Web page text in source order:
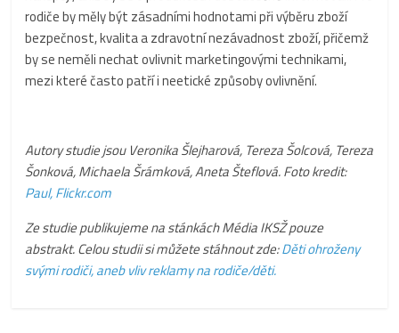
rodiče by měly být zásadními hodnotami při výběru zboží
bezpečnost, kvalita a zdravotní nezávadnost zboží, přičemž
by se neměli nechat ovlivnit marketingovými technikami,
mezi které často patří i neetické způsoby ovlivnění.
Autory studie jsou Veronika Šlejharová, Tereza Šolcová, Tereza
Šonková, Michaela Šrámková, Aneta Šteflová. Foto kredit:
Paul, Flickr.com
Ze studie publikujeme na stánkách Média IKSŽ pouze
abstrakt. Celou studii si můžete stáhnout zde:Děti ohroženy
svými rodiči, aneb vliv reklamy na rodiče/děti.